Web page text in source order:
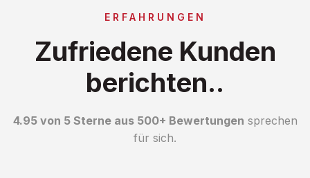
ERFAHRUNGEN
Zufriedene Kunden
berichten..
4.95 von 5 Sterne aus 500+ Bewertungen sprechen
für sich.